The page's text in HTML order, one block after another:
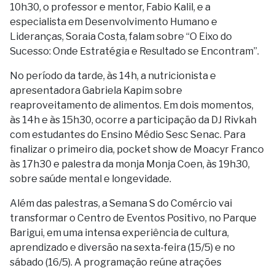
10h30, o professor e mentor, Fabio Kalil, e a
especialista em Desenvolvimento Humano e
Lideranças, Soraia Costa, falam sobre “O Eixo do
Sucesso: Onde Estratégia e Resultado se Encontram”.
No período da tarde, às 14h, a nutricionista e
apresentadora Gabriela Kapim sobre
reaproveitamento de alimentos. Em dois momentos,
às 14h e às 15h30, ocorre a participação da DJ Rivkah
com estudantes do Ensino Médio Sesc Senac. Para
finalizar o primeiro dia, pocket show de Moacyr Franco
às 17h30 e palestra da monja Monja Coen, às 19h30,
sobre saúde mental e longevidade.
Além das palestras, a Semana S do Comércio vai
transformar o Centro de Eventos Positivo, no Parque
Barigui, em uma intensa experiência de cultura,
aprendizado e diversão na sexta-feira (15/5) e no
sábado (16/5). A programação reúne atrações